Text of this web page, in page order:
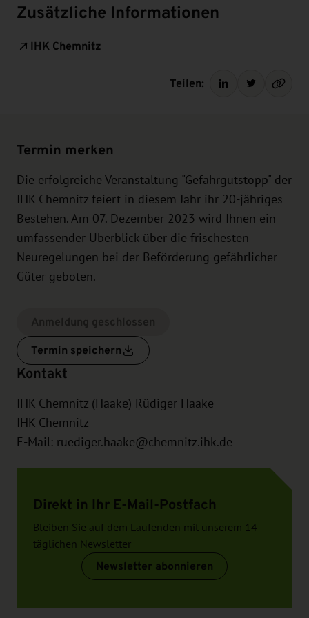
Zusätzliche Informationen
IHK Chemnitz
Teilen:
Termin merken
Die erfolgreiche Veranstaltung "Gefahrgutstopp" der
IHK Chemnitz feiert in diesem Jahr ihr 20-jähriges
Bestehen. Am 07. Dezember 2023 wird Ihnen ein
umfassender Überblick über die frischesten
Neuregelungen bei der Beförderung gefährlicher
Güter geboten.
Termin speichern
Kontakt
IHK Chemnitz (Haake) Rüdiger Haake
IHK Chemnitz
E-Mail: ruediger.haake@chemnitz.ihk.de
Direkt in Ihr E-Mail-Postfach
Bleiben Sie auf dem Laufenden mit unserem 14-
täglichen Newsletter
Newsletter abonnieren